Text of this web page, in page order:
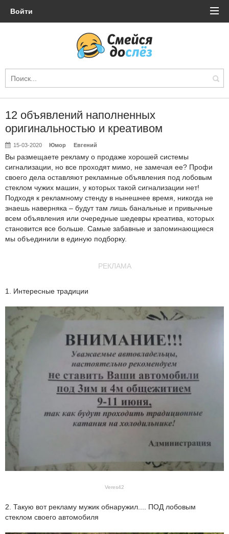
Войти
12 объявлений наполненных
оригинальностью и креативом
15-03-2020 Юмор Евгений
Вы размещаете рекламу о продаже хорошей системы
сигнализации, но все проходят мимо, не замечая ее? Профи
своего дела оставляют рекламные объявления под лобовым
стеклом чужих машин, у которых такой сигнализации нет!
Подходя к рекламному стенду в нынешнее время, никогда не
знаешь наверняка – будут там лишь банальные и привычные
всем объявления или очередные шедевры креатива, которых
становится все больше. Самые забавные и запоминающиеся
мы объединили в единую подборку.
РЕКЛАМА
1. Интересные традиции
Veres42
2. Такую вот рекламу мужик обнаружил.... ПОД лобовым
стеклом своего автомобиля